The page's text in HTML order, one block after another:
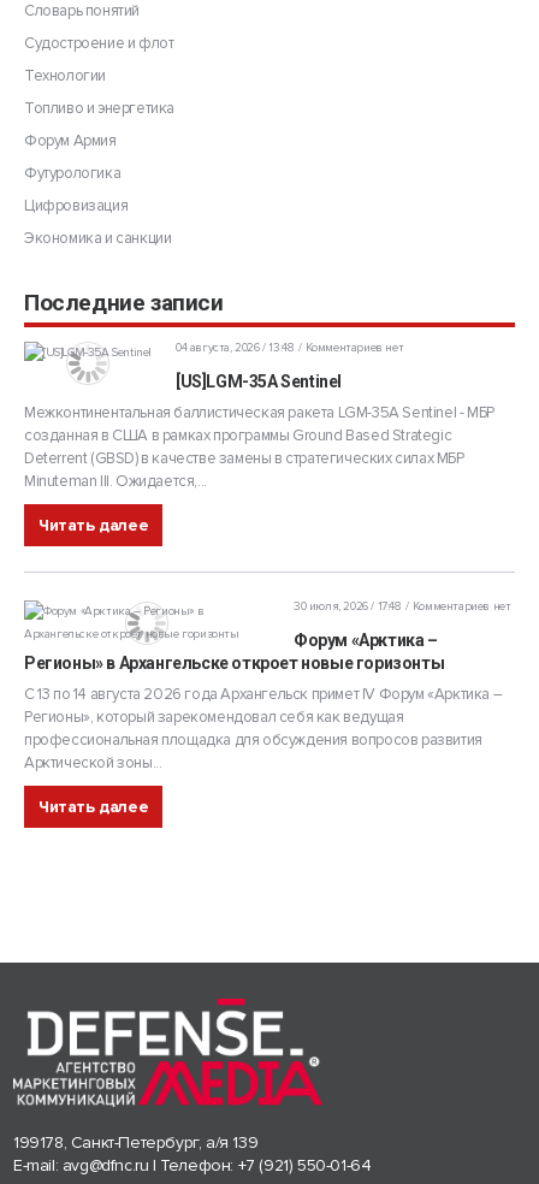
Словарь понятий
Судостроение и флот
Технологии
Топливо и энергетика
Форум Армия
Футурологика
Цифровизация
Экономика и санкции
Последние записи
04 августа, 2026 / 13:48 Комментариев нет
[US]LGM-35A Sentinel
Межконтинентальная баллистическая ракета LGM-35A Sentinel - МБР
созданная в США в рамках программы Ground Based Strategic
Deterrent (GBSD) в качестве замены в стратегических силах МБР
Minuteman III. Ожидается,...
Читать далее
30 июля, 2026 / 17:48 Комментариев нет
Форум «Арктика –
Регионы» в Архангельске откроет новые горизонты
С 13 по 14 августа 2026 года Архангельск примет IV Форум «Арктика –
Регионы», который зарекомендовал себя как ведущая
профессиональная площадка для обсуждения вопросов развития
Арктической зоны...
Читать далее
199178, Санкт-Петербург, а/я 139
E-mail: avg@dfnc.ru | Телефон: +7 (921) 550-01-64